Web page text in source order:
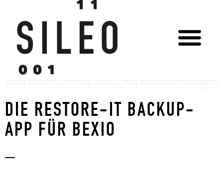
DIE RESTORE-IT BACKUP-
APP FÜR BEXIO
_